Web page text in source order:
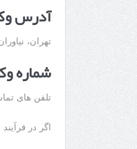
آدرس
تهران،
شماره
تلفن های تماس با مریم
اگر در